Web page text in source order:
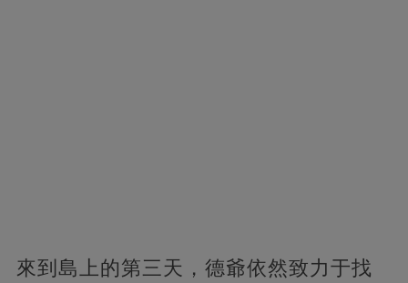
來到島上的第三天，德爺依然致力于找